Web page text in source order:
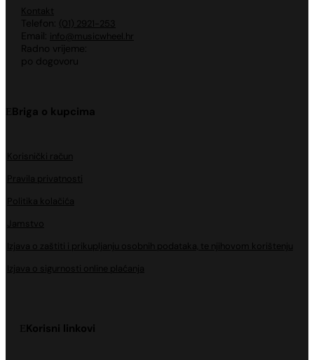
Kontakt
Telefon: (01) 2921-253
Email: info@musicwheel.hr
Radno vrijeme:
po dogovoru
Briga o kupcima
Korisnički račun
Pravila privatnosti
Politika kolačića
Jamstvo
Izjava o zaštiti i prikupljanju osobnih podataka, te njihovom korištenju
Izjava o sigurnosti online plaćanja
Korisni linkovi